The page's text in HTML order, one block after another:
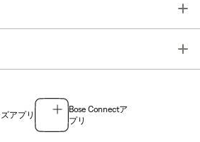
アプリ
Bose Connectア
プリ